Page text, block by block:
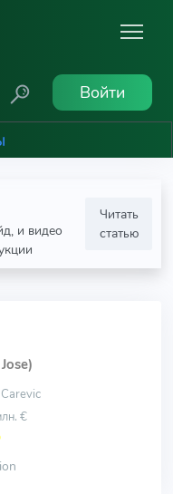
Войти
и видео
Читать
статью
€